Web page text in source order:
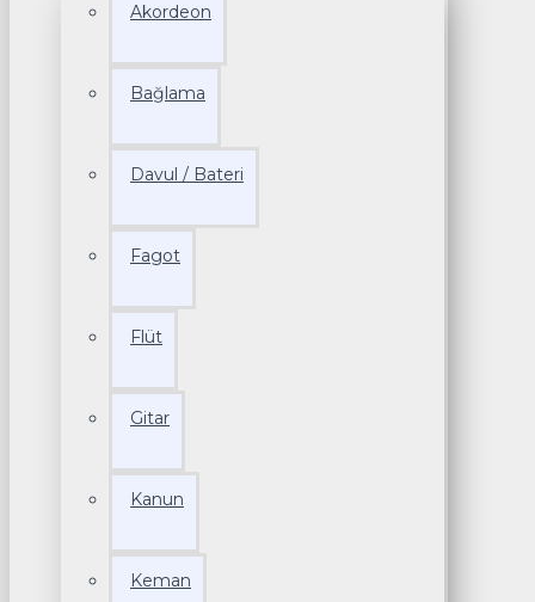
Akordeon
Bağlama
Davul / Bateri
Fagot
Flüt
Gitar
Kanun
Keman